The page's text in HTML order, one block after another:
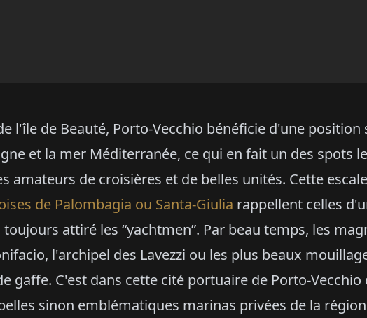
l'île de Beauté, Porto-Vecchio bénéficie d'une
et la mer Méditerranée, ce qui en fait un des spots
amateurs de croisières et de belles unités. Cette
de Palombagia ou Santa-Giulia rappellent celles
attiré les “yachtmen”. Par beau temps, les
l'archipel des Lavezzi ou les plus beaux
gaffe. C'est dans cette cité portuaire de Porto-Vecchio
sinon emblématiques marinas privées de la